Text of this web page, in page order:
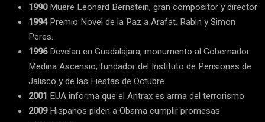
1990Muere Leonard Bernstein, gran compositor y director
1994Premio Novel de la Paz a Arafat, Rabin y Simon
Peres.
1996Develan en Guadalajara, monumento al Gobernador
Medina Ascensio, fundador del Instituto de Pensiones de
Jalisco y de las Fiestas de Octubre.
2001 EUA informa que el Antrax es arma del terrorismo.
2009Hispanos piden a Obama cumplir promesas